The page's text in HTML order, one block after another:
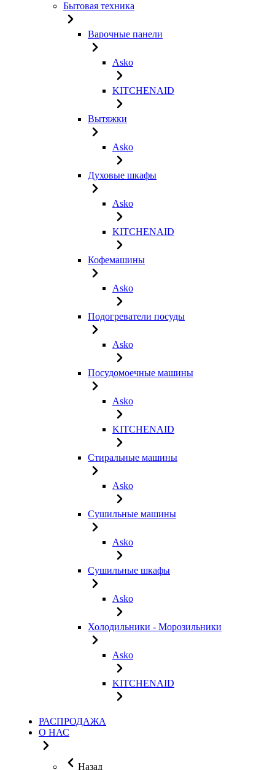
Бытовая техника
Варочные панели
Asko
KITCHENAID
Вытяжки
Asko
Духовые шкафы
Asko
KITCHENAID
Кофемашины
Asko
Подогреватели посуды
Asko
Посудомоечные машины
Asko
KITCHENAID
Стиральные машины
Asko
Сушильные машины
Asko
Сушильные шкафы
Asko
Холодильники - Морозильники
Asko
KITCHENAID
РАСПРОДАЖА
О НАС
Назад